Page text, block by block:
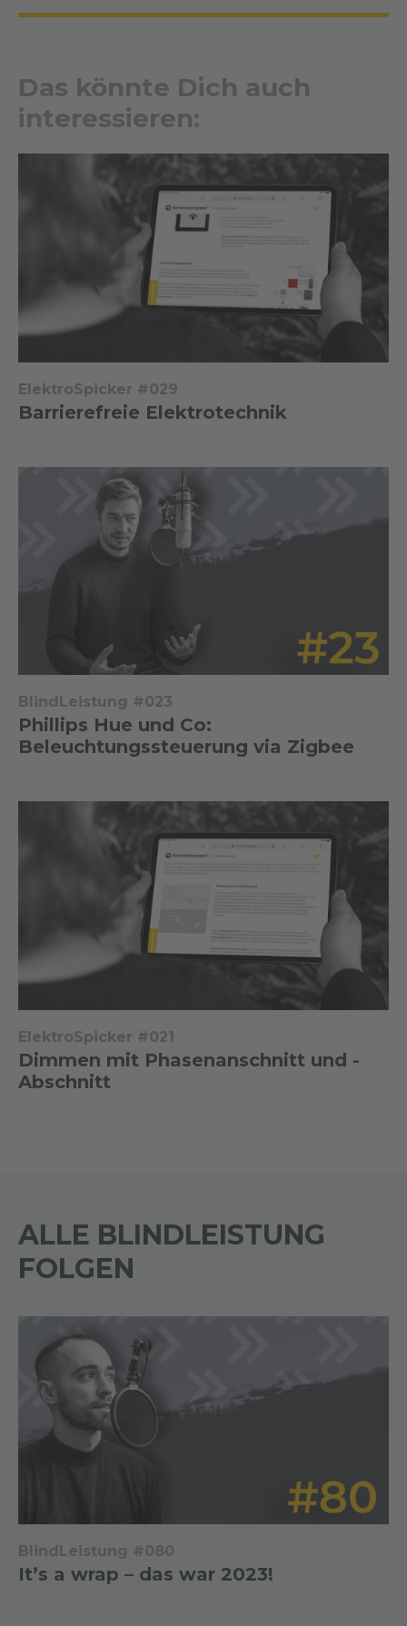
Das könnte Dich auch
interessieren:
ElektroSpicker #029
Barrierefreie Elektrotechnik
BlindLeistung #023
Phillips Hue und Co:
Beleuchtungssteuerung via Zigbee
ElektroSpicker #021
Dimmen mit Phasenanschnitt und -
Abschnitt
ALLE BLINDLEISTUNG
FOLGEN
BlindLeistung #080
It’s a wrap – das war 2023!